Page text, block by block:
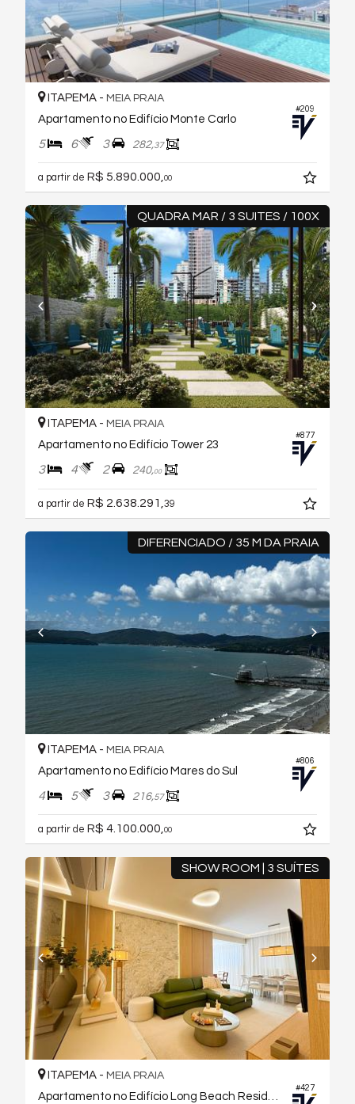
#209
ITAPEMA - MEIA PRAIA
Apartamento no Edifício Monte Carlo
5 6 3 282,37
a partir de R$ 5.890.000, 00
QUADRA MAR / 3 SUITES / 100X
#877
ITAPEMA - MEIA PRAIA
Apartamento no Edifício Tower 23
3 4 2 240,00
a partir de R$ 2.638.291, 39
DIFERENCIADO / 35 M DA PRAIA
#806
ITAPEMA - MEIA PRAIA
Apartamento no Edifício Mares do Sul
4 5 3 216,57
a partir de R$ 4.100.000, 00
SHOW ROOM | 3 SUÍTES
#427
ITAPEMA - MEIA PRAIA
Apartamento no Edifício Long Beach Residence